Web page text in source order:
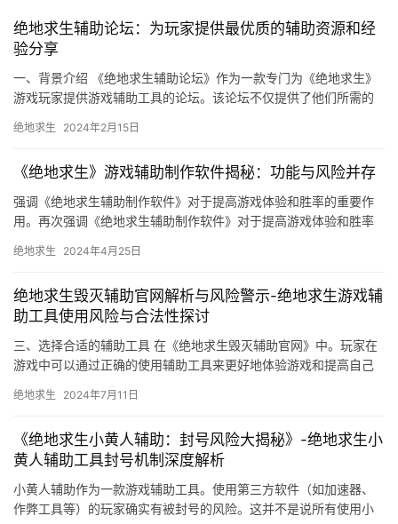
绝地求生辅助论坛：为玩家提供最优质的辅助资源和经
验分享
一、背景介绍 《绝地求生辅助论坛》作为一款专门为《绝地求生》
游戏玩家提供游戏辅助工具的论坛。该论坛不仅提供了他们所需的
绝地求生 2024年2月15日
《绝地求生》游戏辅助制作软件揭秘：功能与风险并存
强调《绝地求生辅助制作软件》对于提高游戏体验和胜率的重要作
用。再次强调《绝地求生辅助制作软件》对于提高游戏体验和胜率
绝地求生 2024年4月25日
绝地求生毁灭辅助官网解析与风险警示-绝地求生游戏辅
助工具使用风险与合法性探讨
三、选择合适的辅助工具 在《绝地求生毁灭辅助官网》中。玩家在
游戏中可以通过正确的使用辅助工具来更好地体验游戏和提高自己
绝地求生 2024年7月11日
《绝地求生小黄人辅助：封号风险大揭秘》-绝地求生小
黄人辅助工具封号机制深度解析
小黄人辅助作为一款游戏辅助工具。使用第三方软件（如加速器、
作弊工具等）的玩家确实有被封号的风险。这并不是说所有使用小